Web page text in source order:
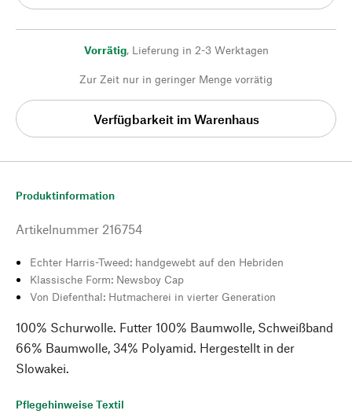
Vorrätig, Lieferung in 2-3 Werktagen
Zur Zeit nur in geringer Menge vorrätig
Verfügbarkeit im Warenhaus
Produktinformation
Artikelnummer 216754
Echter Harris-Tweed: handgewebt auf den Hebriden
Klassische Form: Newsboy Cap
Von Diefenthal: Hutmacherei in vierter Generation
100% Schurwolle. Futter 100% Baumwolle, Schweißband
66% Baumwolle, 34% Polyamid. Hergestellt in der
Slowakei.
Pflegehinweise Textil